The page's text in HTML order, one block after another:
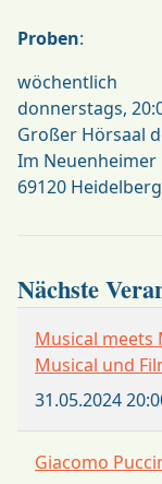
Proben:
wöchentlich
donnerstags,
Großer Hörsaal
Im Neuenheimer
69120 Heidelberg
Nächste
Musical meets
Musical und
31.05.2024
Giacomo